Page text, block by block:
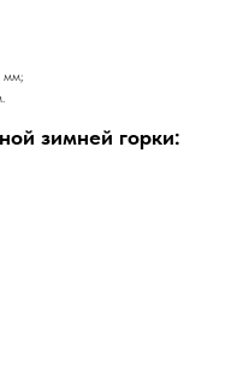
мм;
зимней горки: